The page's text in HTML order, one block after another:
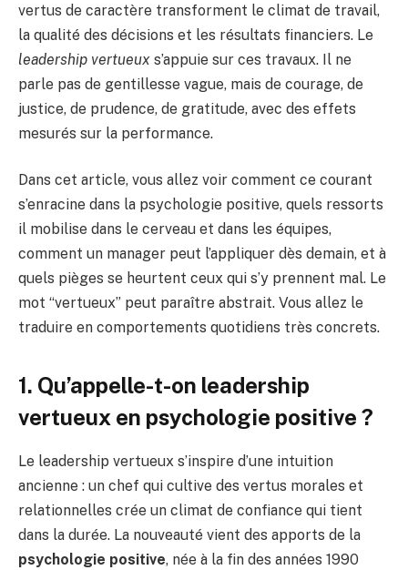
vertus de caractère transforment le climat de travail,
la qualité des décisions et les résultats financiers. Le
leadership vertueux s’appuie sur ces travaux. Il ne
parle pas de gentillesse vague, mais de courage, de
justice, de prudence, de gratitude, avec des effets
mesurés sur la performance.
Dans cet article, vous allez voir comment ce courant
s’enracine dans la psychologie positive, quels ressorts
il mobilise dans le cerveau et dans les équipes,
comment un manager peut l’appliquer dès demain, et à
quels pièges se heurtent ceux qui s’y prennent mal. Le
mot “vertueux” peut paraître abstrait. Vous allez le
traduire en comportements quotidiens très concrets.
1. Qu’appelle-t-on leadership
vertueux en psychologie positive ?
Le leadership vertueux s’inspire d’une intuition
ancienne : un chef qui cultive des vertus morales et
relationnelles crée un climat de confiance qui tient
dans la durée. La nouveauté vient des apports de la
psychologie positive, née à la fin des années 1990